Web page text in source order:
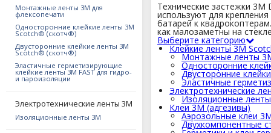
Монтажные ленты 3М для
флексопечати
Односторонние клейкие ленты 3М
Scotch® (скотч®)
Двусторонние клейкие ленты 3М
Scotch® (скотч®)
Эластичные герметизирующие
клейкие ленты 3М FAST для гидро-
и пароизоляции
Электротехнические ленты 3М
Изоляционные ленты 3М
Технические застежки
используют для
батарей к
как малозаметны на
Выберите категорию
Клейкие ленты 3М
Монтажные ленты
Односторонние
Двусторонние
Эластичные
Электротехнические
Изоляционные
Клеи 3М (адгезивы)
Аэрозольные клеи
Двухкомпонентные